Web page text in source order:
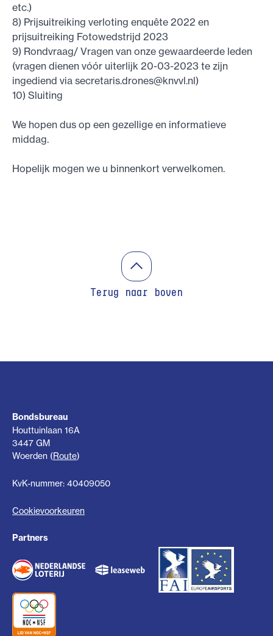
etc.)
8) Prijsuitreiking verloting enquête 2022 en
prijsuitreiking Fotowedstrijd 2023
9) Rondvraag/ Vragen van onze gewaardeerde leden
(vragen dienen vóór uiterlijk 20-03-2023 te zijn
ingediend via secretaris.drones@knvvl.nl)
10) Sluiting
We hopen dus op een gezellige en informatieve
middag.
Hopelijk mogen we u binnenkort verwelkomen.
Terug naar boven
Bondsbureau
Houttuinlaan 16A
3447 GM
Woerden (Route)
KvK-nummer: 40409050
Cookievoorkeuren
Partners